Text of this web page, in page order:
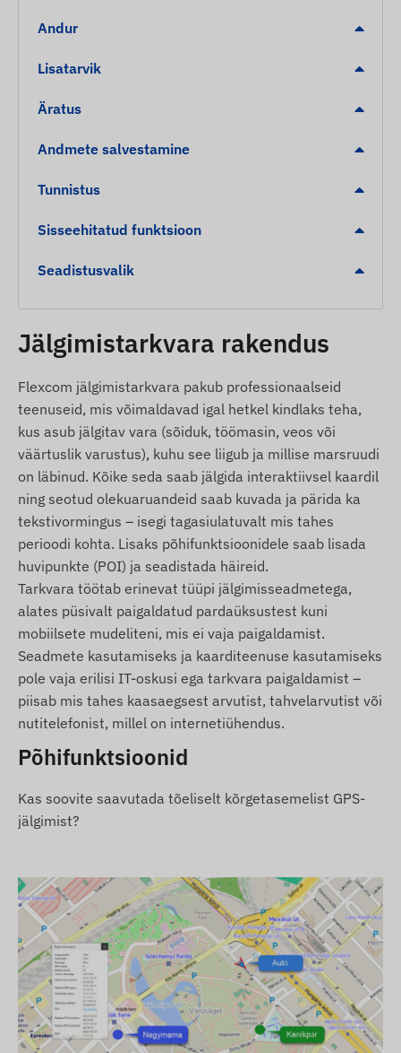
Madal aku tase
Liikumine
jälgija
Kasutusjuhend
Seadme normaalseks tööks on vajalik aktiivne
ühendus asukoha määramise
satelliitsüsteemidega ja mobiilsidevõrkudega.
Need tagavad andmete kogumise ja edastamise
ning suhtluse omaniku telefoniga või
jälgimistarkvara kasutamise korral keskse
andmekogumis- ja töötlemissüsteemiga. Seade
suhtleb mobiilsidevõrkude kaudu, kasutades
selles asuvat (vahetatavat) SIM-kaarti.
Töötsoon
Seade on ühilduv järgmistes piirkondades
töötavate GSM võrkudega:
4G: Põhja- ja Lõuna-Ameerika
2G: Euroopa, Aasia, Aafrika, Austraalia, Põhja- ja
Lõuna-Ameerika
Ostuvalikud
seadistustega. Tööks vajaliku SIM-kaardi, selle
seadistuste ja kaardi kasutamise (laadimine,
aastane andmete uuendamine) eest peate ise
hoolitsema.
Kui ostate seadme ja tarkvaratellimuse, kuid
mitte SIM-kaarti, antakse seade üle tarkvaras
registreerituna ja töövalmis. SIM-kaardi
hankimine, seadistamine ja kasutamine jäävad
Andur
Lisatarvik
Äratus
Andmete salvestamine
Tunnistus
Sisseehitatud funktsioon
Seadistusvalik
Jälgimistarkvara rakendus
Flexcom jälgimistarkvara pakub professionaalseid
teenuseid, mis võimaldavad igal hetkel kindlaks teha,
kus asub jälgitav vara (sõiduk, töömasin, veos või
väärtuslik varustus), kuhu see liigub ja millise marsruudi
on läbinud. Kõike seda saab jälgida interaktiivsel kaardil
ning seotud olekuaruandeid saab kuvada ja pärida ka
tekstivormingus – isegi tagasiulatuvalt mis tahes
perioodi kohta. Lisaks põhifunktsioonidele saab lisada
huvipunkte (POI) ja seadistada häireid.
Tarkvara töötab erinevat tüüpi jälgimisseadmetega,
alates püsivalt paigaldatud pardaüksustest kuni
mobiilsete mudeliteni, mis ei vaja paigaldamist.
Seadmete kasutamiseks ja kaarditeenuse kasutamiseks
pole vaja erilisi IT-oskusi ega tarkvara paigaldamist –
piisab mis tahes kaasaegsest arvutist, tahvelarvutist või
nutitelefonist, millel on internetiühendus.
Põhifunktsioonid
Kas soovite saavutada tõeliselt kõrgetasemelist GPS-
jälgimist?